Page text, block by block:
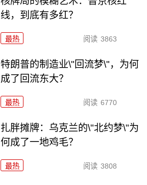
线，到底有多红？
最热 阅读 3863
特朗普的制造业\"回流梦\"，为何
成了回流东大？
最热 阅读 6770
扎胖摊牌：乌克兰的\"北约梦\"为
何成了一地鸡毛？
最热 阅读 3808